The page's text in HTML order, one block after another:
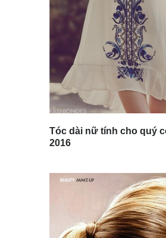
Tóc dài nữ tính cho quý
2016